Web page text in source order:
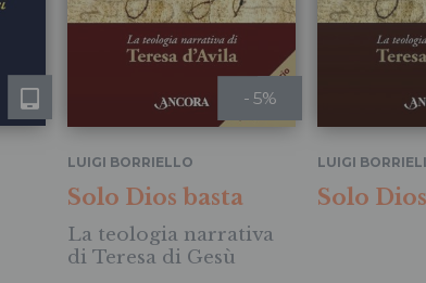
- 5%
LUIGI BORRIELLO
Solo Dios basta
La teologia narrativa
di Teresa di Gesù
LUIGI
Solo